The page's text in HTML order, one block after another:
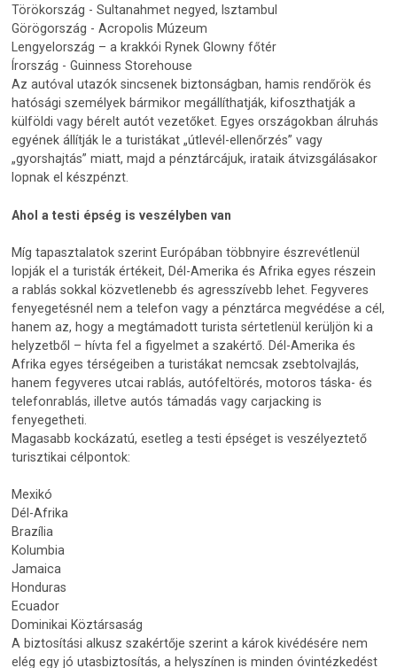
Törökország - Sultanahmet negyed, Isztambul
Görögország - Acropolis Múzeum
Lengyelország – a krakkói Rynek Glowny főtér
Írország - Guinness Storehouse
Az autóval utazók sincsenek biztonságban, hamis rendőrök és
hatósági személyek bármikor megállíthatják, kifoszthatják a
külföldi vagy bérelt autót vezetőket. Egyes országokban álruhás
egyének állítják le a turistákat „útlevél-ellenőrzés” vagy
„gyorshajtás” miatt, majd a pénztárcájuk, irataik átvizsgálásakor
lopnak el készpénzt.
Ahol a testi épség is veszélyben van
Míg tapasztalatok szerint Európában többnyire észrevétlenül
lopják el a turisták értékeit, Dél-Amerika és Afrika egyes részein
a rablás sokkal közvetlenebb és agresszívebb lehet. Fegyveres
fenyegetésnél nem a telefon vagy a pénztárca megvédése a cél,
hanem az, hogy a megtámadott turista sértetlenül kerüljön ki a
helyzetből – hívta fel a figyelmet a szakértő. Dél-Amerika és
Afrika egyes térségeiben a turistákat nemcsak zsebtolvajlás,
hanem fegyveres utcai rablás, autófeltörés, motoros táska- és
telefonrablás, illetve autós támadás vagy carjacking is
fenyegetheti.
Magasabb kockázatú, esetleg a testi épséget is veszélyeztető
turisztikai célpontok:
Mexikó
Dél-Afrika
Brazília
Kolumbia
Jamaica
Honduras
Ecuador
Dominikai Köztársaság
A biztosítási alkusz szakértője szerint a károk kivédésére nem
elég egy jó utasbiztosítás, a helyszínen is minden óvintézkedést